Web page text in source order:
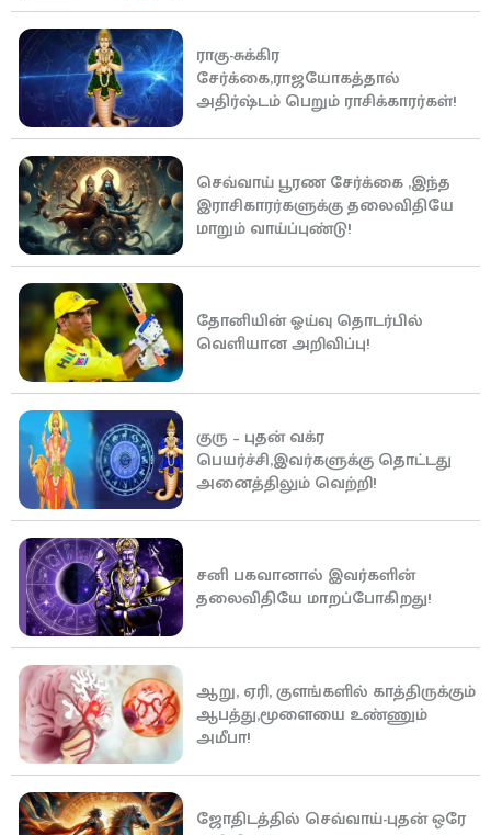
ராகு-சுக்கிர
சேர்க்கை,ராஜயோகத்தால்
அதிர்ஷ்டம் பெறும் ராசிக்காரர்கள்!
செவ்வாய் பூரண சேர்க்கை ,இந்த
இராசிகாரர்களுக்கு தலைவிதியே
மாறும் வாய்ப்புண்டு!
தோனியின் ஓய்வு தொடர்பில்
வெளியான அறிவிப்பு!
குரு – புதன் வக்ர
பெயர்ச்சி,இவர்களுக்கு தொட்டது
அனைத்திலும் வெற்றி!
சனி பகவானால் இவர்களின்
தலைவிதியே மாறப்போகிறது!
ஆறு, ஏரி, குளங்களில் காத்திருக்கும்
ஆபத்து,மூளையை உண்ணும்
அமீபா!
ஜோதிடத்தில் செவ்வாய்-புதன் ஒரே